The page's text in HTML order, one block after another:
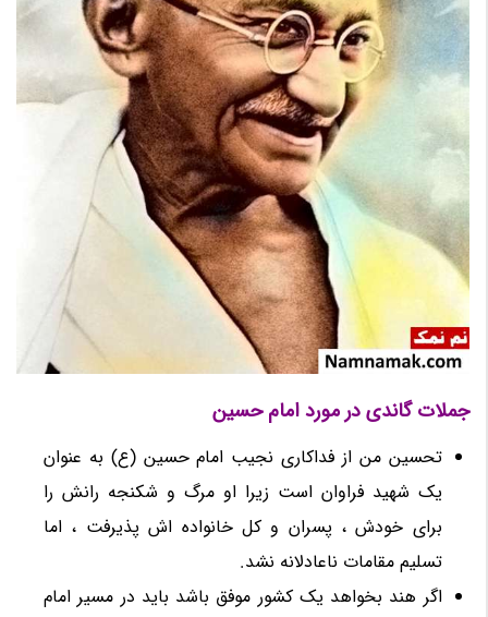
جملات گاندی در مورد امام حسین
تحسین من از فداکاری نجیب امام حسین (ع) به عنوان
یک شهید فراوان است زیرا او مرگ و شکنجه رانش را
برای خودش ، پسران و کل خانواده اش پذیرفت ، اما
تسلیم مقامات ناعادلانه نشد.
اگر هند بخواهد یک کشور موفق باشد باید در مسیر امام